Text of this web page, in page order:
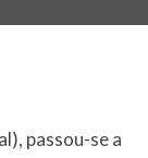
passou-se a